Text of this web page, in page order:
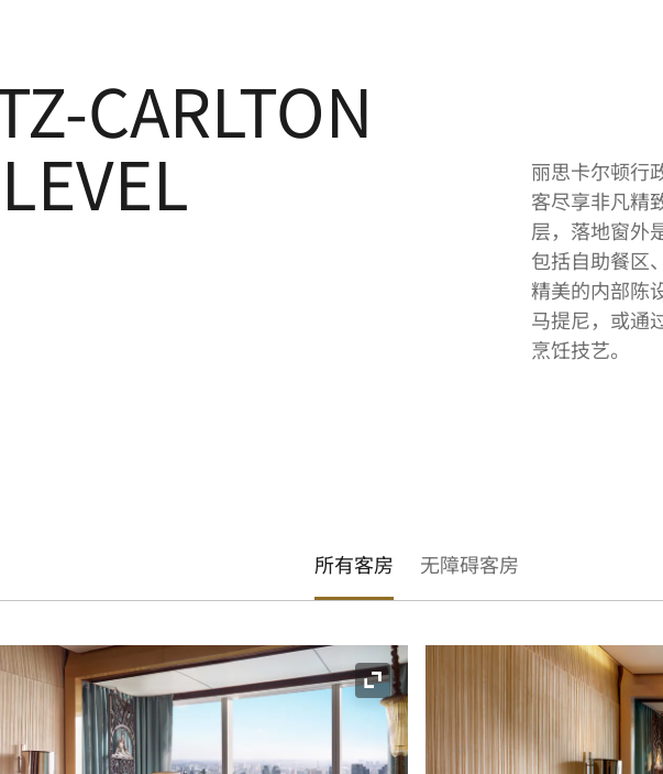
CARLTON
丽思卡尔顿行
客尽享非凡精
层，落地窗外
包括自助餐区
精美的内部陈
马提尼，或通
烹饪技艺。
所有客房 无障碍客房
展开图标